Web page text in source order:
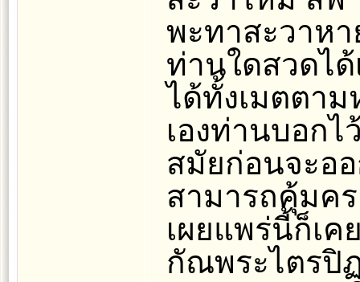
พะทาสะวาหา
ท่านใดสวดได้
ได้ทั้งเมตตา
เองท่านบอก
สมัยก่อนจะอ
สามารถคุ้มค
เผยแพร่นี้ก็เ
กัณพระไตรปิ